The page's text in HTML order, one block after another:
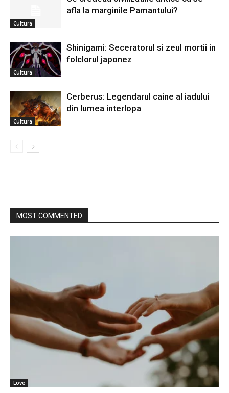
Cultura
afla la marginile Pamantului?
Cultura
Shinigami: Seceratorul si zeul mortii in
folclorul japonez
Cultura
Cerberus: Legendarul caine al iadului
din lumea interlopa
MOST COMMENTED
Love